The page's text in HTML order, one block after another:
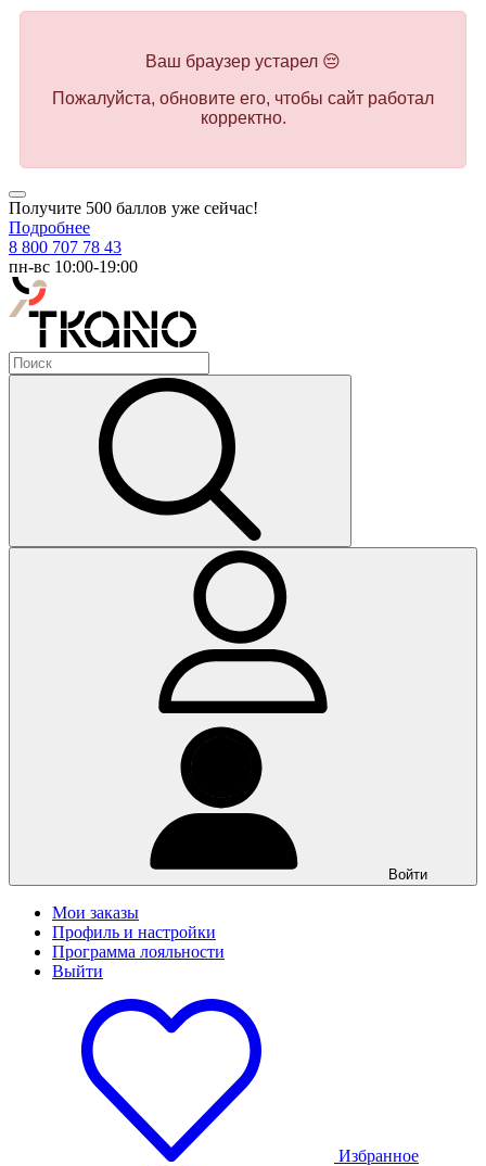
Ваш браузер устарел 😔
Пожалуйста, обновите его, чтобы сайт работал
корректно.
Получите 500 баллов уже сейчас!
Подробнее
8 800 707 78 43
пн-вс 10:00-19:00
Войти
Мои заказы
Профиль и настройки
Программа лояльности
Выйти
Избранное